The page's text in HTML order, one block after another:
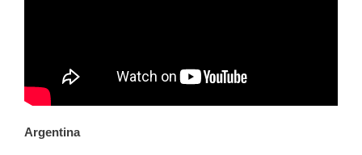
Argentina